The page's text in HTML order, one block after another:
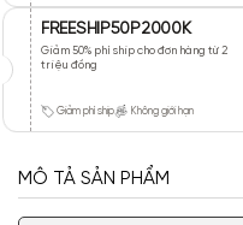
FREESHIP50P2000K
Giảm 50% phí ship cho đơn hàng từ 2
triệu đồng
Giảm phí ship Không giới hạn
MÔ TẢ SẢN PHẨM